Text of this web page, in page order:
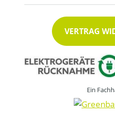
VERTRAG
Ein